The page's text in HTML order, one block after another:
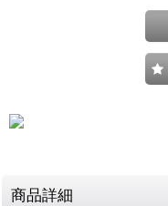
商品詳細